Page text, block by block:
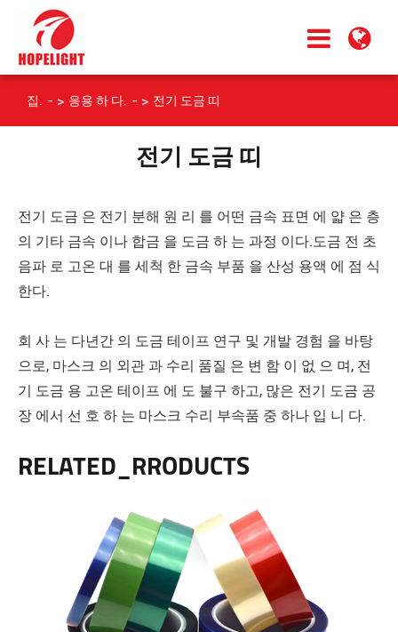
집. 응용 하 다. 전기 도금 띠
전기 도금 띠
전기 도금 은 전기 분해 원 리 를 어떤 금속 표면 에 얇 은 층
의 기타 금속 이나 합금 을 도금 하 는 과정 이다.도금 전 초
음파 로 고온 대 를 세척 한 금속 부품 을 산성 용액 에 점 식
한다.
회 사 는 다년간 의 도금 테이프 연구 및 개발 경험 을 바탕
으로, 마스크 의 외관 과 수리 품질 은 변 함 이 없 으 며, 전
기 도금 용 고온 테이프 에 도 불구 하고, 많은 전기 도금 공
장 에서 선 호 하 는 마스크 수리 부속품 중 하나 입 니 다.
RELATED_RRODUCTS